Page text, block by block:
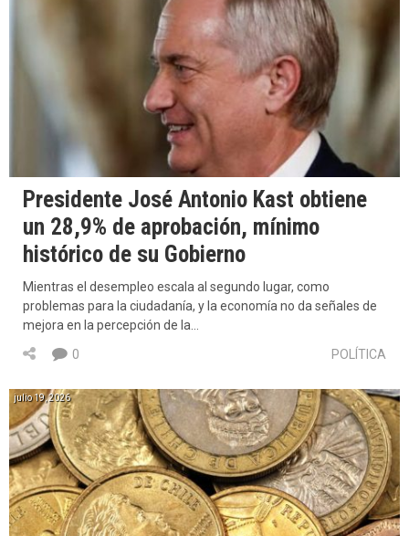
Presidente José Antonio Kast obtiene
un 28,9% de aprobación, mínimo
histórico de su Gobierno
Mientras el desempleo escala al segundo lugar, como
problemas para la ciudadanía, y la economía no da señales de
mejora en la percepción de la…
POLÍTICA
0
julio 19, 2026